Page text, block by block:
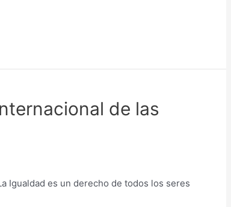
de las
Igualdad es un derecho de todos los seres